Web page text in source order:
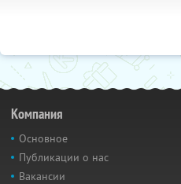
Компания
Основное
Публикации о нас
Вакансии